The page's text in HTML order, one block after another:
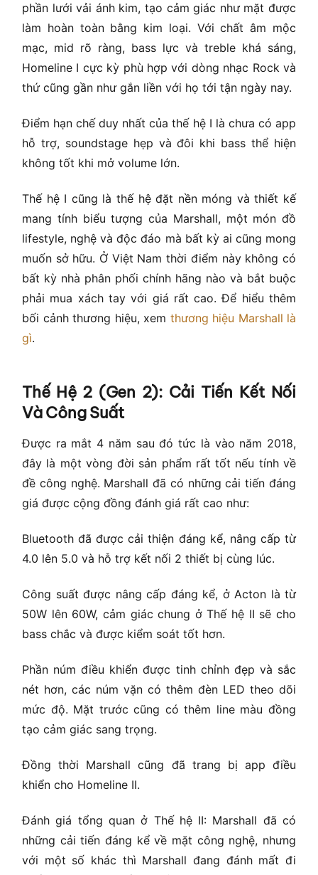
phần lưới vải ánh kim, tạo cảm giác như mặt được
làm hoàn toàn bằng kim loại. Với chất âm mộc
mạc, mid rõ ràng, bass lực và treble khá sáng,
Homeline I cực kỳ phù hợp với dòng nhạc Rock và
thứ cũng gần như gắn liền với họ tới tận ngày nay.
Điểm hạn chế duy nhất của thế hệ I là chưa có app
hỗ trợ, soundstage hẹp và đôi khi bass thể hiện
không tốt khi mở volume lớn.
Thế hệ I cũng là thế hệ đặt nền móng và thiết kế
mang tính biểu tượng của Marshall, một món đồ
lifestyle, nghệ và độc đáo mà bất kỳ ai cũng mong
muốn sở hữu. Ở Việt Nam thời điểm này không có
bất kỳ nhà phân phối chính hãng nào và bắt buộc
phải mua xách tay với giá rất cao. Để hiểu thêm
bối cảnh thương hiệu, xem thương hiệu Marshall là
gì.
Thế Hệ 2 (Gen 2): Cải Tiến Kết Nối
Và Công Suất
Được ra mắt 4 năm sau đó tức là vào năm 2018,
đây là một vòng đời sản phẩm rất tốt nếu tính về
đề công nghệ. Marshall đã có những cải tiến đáng
giá được cộng đồng đánh giá rất cao như:
Bluetooth đã được cải thiện đáng kể, nâng cấp từ
4.0 lên 5.0 và hỗ trợ kết nối 2 thiết bị cùng lúc.
Công suất được nâng cấp đáng kể, ở Acton là từ
50W lên 60W, cảm giác chung ở Thế hệ II sẽ cho
bass chắc và được kiểm soát tốt hơn.
Phần núm điều khiển được tinh chỉnh đẹp và sắc
nét hơn, các núm vặn có thêm đèn LED theo dõi
mức độ. Mặt trước cũng có thêm line màu đồng
tạo cảm giác sang trọng.
Đồng thời Marshall cũng đã trang bị app điều
khiển cho Homeline II.
Đánh giá tổng quan ở Thế hệ II: Marshall đã có
những cải tiến đáng kể về mặt công nghệ, nhưng
với một số khác thì Marshall đang đánh mất đi